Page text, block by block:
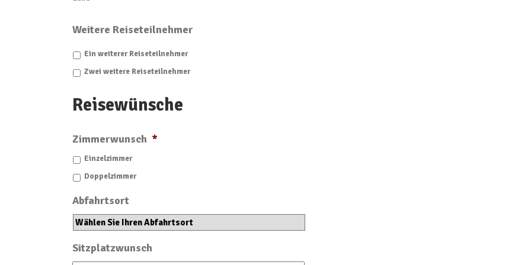
Weitere Reiseteilnehmer
Ein weiterer Reiseteilnehmer
Zwei weitere Reiseteilnehmer
Reisewünsche
Zimmerwunsch *
Einzelzimmer
Doppelzimmer
Abfahrtsort
Sitzplatzwunsch